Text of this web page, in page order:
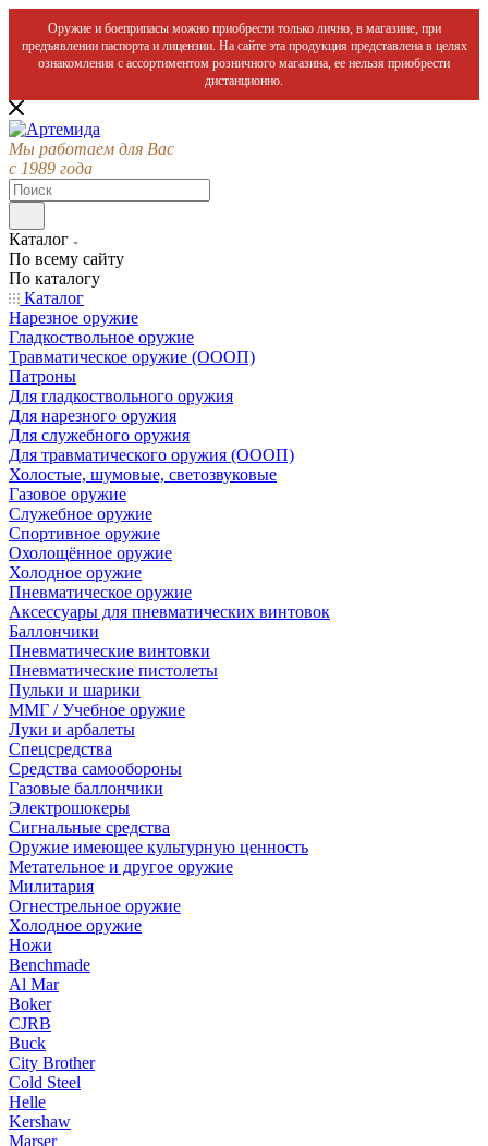
Оружие и боеприпасы можно приобрести только лично, в магазине, при
предъявлении паспорта и лицензии. На сайте эта продукция представлена в целях
ознакомления с ассортиментом розничного магазина, ее нельзя приобрести
дистанционно.
Мы работаем для Вас
с 1989 года
Каталог
По всему сайту
По каталогу
Каталог
Нарезное оружие
Гладкоствольное оружие
Травматическое оружие (ОООП)
Патроны
Для гладкоствольного оружия
Для нарезного оружия
Для служебного оружия
Для травматического оружия (ОООП)
Холостые, шумовые, светозвуковые
Газовое оружие
Служебное оружие
Спортивное оружие
Охолощённое оружие
Холодное оружие
Пневматическое оружие
Аксессуары для пневматических винтовок
Баллончики
Пневматические винтовки
Пневматические пистолеты
Пульки и шарики
ММГ / Учебное оружие
Луки и арбалеты
Спецсредства
Средства самообороны
Газовые баллончики
Электрошокеры
Сигнальные средства
Оружие имеющее культурную ценность
Метательное и другое оружие
Милитария
Огнестрельное оружие
Холодное оружие
Ножи
Benchmade
Al Mar
Boker
CJRB
Buck
City Brother
Cold Steel
Helle
Kershaw
Marser